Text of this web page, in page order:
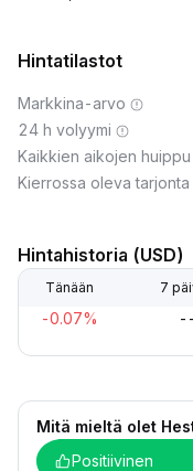
Hintatilastot
Markkina-arvo
24 h volyymi
Kaikkien aikojen huippu
Kierrossa oleva tarjonta
Hintahistoria (USD)
Tänään 7
-0.07% --
Mitä mieltä olet
Positiivinen